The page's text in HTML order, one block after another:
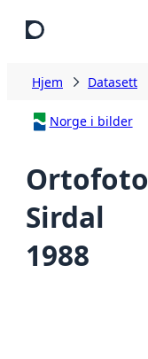
Hjem Datasett
Norge i bilder
Ortofoto
Sirdal
1988